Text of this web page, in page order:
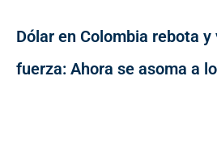
Dólar en Colombia rebota
fuerza: Ahora se asoma a